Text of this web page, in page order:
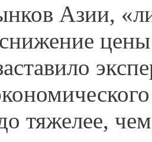
Азии,
тяжелее,